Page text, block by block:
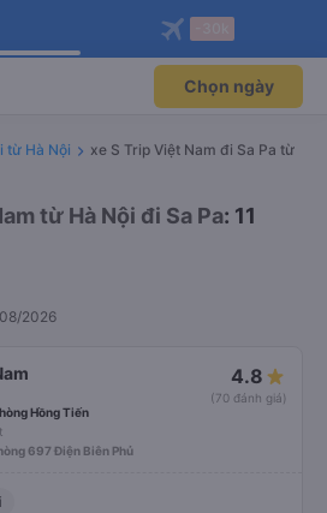
Vexere ngay!
đãi thành viên độc
Mở app
Vexere
khi đặt vé máy bay qua
Mở app
Chọn ngày
từ Hà Nội
xe S Trip Việt Nam đi Sa Pa từ
từ Hà Nội đi Sa Pa: 11
2026
4.8
(70 đánh giá)
Hồng Tiến
697 Điện Biên Phủ